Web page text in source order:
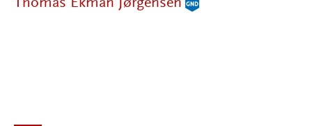
Thomas Ekman Jørgensen